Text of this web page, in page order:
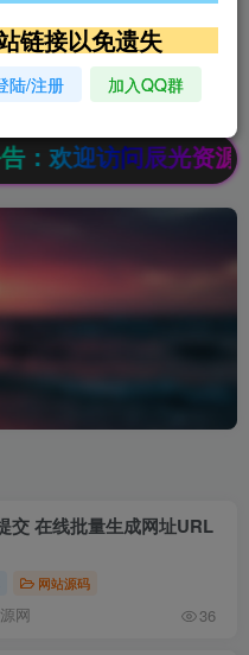
超低价文字广告位招租
超低价文字广告位招租
欢迎访问辰光资源网
交 在线批量生成网址URL
网站源码
网 36
链接以免遗失
陆/注册 加入QQ群